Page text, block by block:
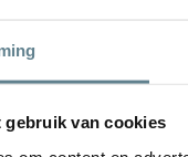
gebruik van cookies
werelden: De
onderhoudsvriendelijke
plantenbakken
in je tuin. De bloembak
zorgvuldig